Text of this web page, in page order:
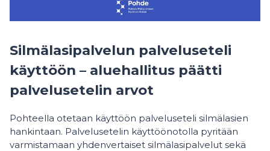
Silmälasipalvelun palveluseteli
käyttöön – aluehallitus päätti
palvelusetelin arvot
Pohteella otetaan käyttöön palveluseteli silmälasien
hankintaan. Palvelusetelin käyttöönotolla pyritään
varmistamaan yhdenvertaiset silmälasipalvelut sekä